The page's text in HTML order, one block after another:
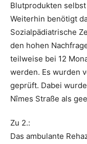
Blutprodukten
Weiterhin benötigt
Sozialpädiatrische
den hohen
teilweise bei 12
werden. Es wurden
geprüft. Dabei
Nîmes Straße als
Zu 2.:
Das ambulante